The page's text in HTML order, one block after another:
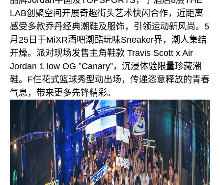
LAB创聚空间开展奇趣街头艺术快闪合作，近距离
感受多款乔丹经典潮鞋及服饰，引领运动新风尚。5
月25日于MiXR酒吧潮酷玩味Sneaker界，潮人集结
开燥。派对现场发售主角鞋款 Travis Scott x Air
Jordan 1 low OG ”Canary”，沉浸体验限量珍藏潮
鞋。F仨花式篮球秀型动出场，传递恣意释放的青春
气息，带来更多先锋精彩。